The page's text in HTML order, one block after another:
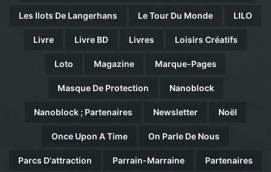
Les Ilots De Langerhans Le Tour Du Monde LILO
Livre Livre BD Livres Loisirs Créatifs
Loto Magazine Marque-Pages
Masque De Protection Nanoblock
Nanoblock ; Partenaires Newsletter Noël
Once Upon A Time On Parle De Nous
Parcs D'attraction Parrain-Marraine Partenaires